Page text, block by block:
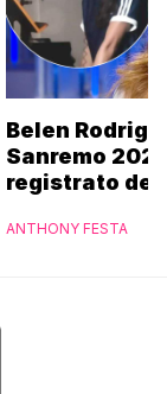
Belen
Sanremo
registrato dei
ANTHONY FESTA